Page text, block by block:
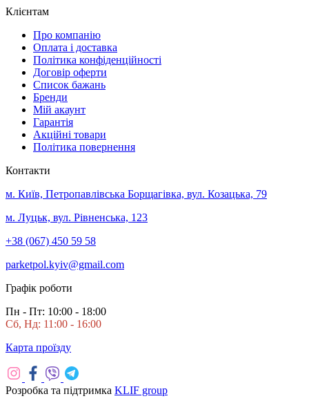
Клієнтам
Про компанію
Оплата і доставка
Політика конфіденційності
Договір оферти
Список бажань
Бренди
Мій акаунт
Гарантія
Акційні товари
Політика повернення
Контакти
м. Київ, Петропавлівська Борщагівка, вул. Козацька, 79
м. Луцьк, вул. Рівненська, 123
+38 (067) 450 59 58
parketpol.kyiv@gmail.com
Графік роботи
Пн - Пт: 10:00 - 18:00
Сб, Нд: 11:00 - 16:00
Карта проїзду
Розробка та підтримка KLIF group